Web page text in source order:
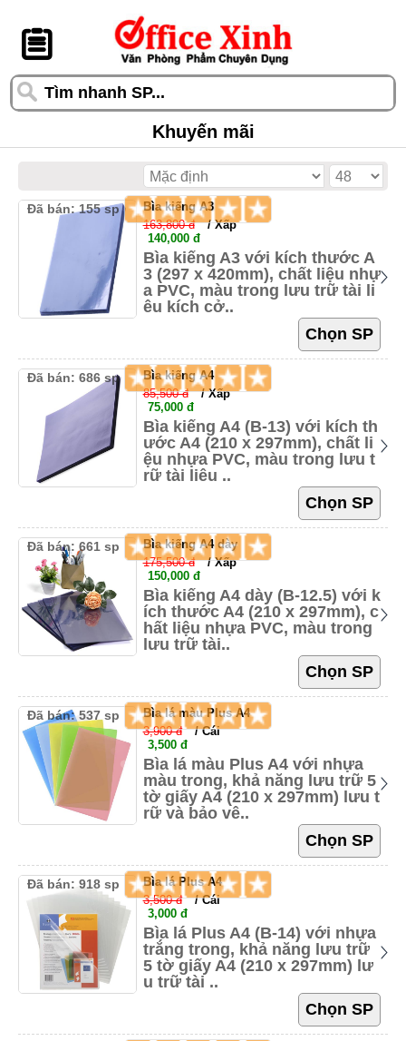
󰆎
Khuyến mãi
Bìa kiếng A3
163,800 đ
/ Xấp
140,000 đ
Bìa kiếng A3 với kích thước A
3 (297 x 420mm), chất liệu nhự
a PVC, màu trong lưu trữ tài li
ệu kích cở..
Đã bán: 155 sp
Bìa kiếng A4
85,500 đ
/ Xấp
75,000 đ
Bìa kiếng A4 (B-13) với kích th
ước A4 (210 x 297mm), chất li
ệu nhựa PVC, màu trong lưu t
rữ tài liệu ..
Đã bán: 686 sp
Bìa kiếng A4 dày
175,500 đ
/ Xấp
150,000 đ
Bìa kiếng A4 dày (B-12.5) với k
ích thước A4 (210 x 297mm), c
hất liệu nhựa PVC, màu trong
lưu trữ tài..
Đã bán: 661 sp
Bìa lá màu Plus A4
3,900 đ
/ Cái
3,500 đ
Bìa lá màu Plus A4 với nhựa
màu trong, khả năng lưu trữ 5
tờ giấy A4 (210 x 297mm) lưu t
rữ và bảo vệ..
Đã bán: 537 sp
Bìa lá Plus A4
3,500 đ
/ Cái
3,000 đ
Bìa lá Plus A4 (B-14) với nhựa
trắng trong, khả năng lưu trữ
5 tờ giấy A4 (210 x 297mm) lư
u trữ tài ..
Đã bán: 918 sp